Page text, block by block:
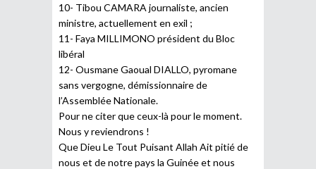
10- Tibou CAMARA journaliste, ancien
ministre, actuellement en exil ;
11- Faya MILLIMONO président du Bloc
libéral
12- Ousmane Gaoual DIALLO, pyromane
sans vergogne, démissionnaire de
l’Assemblée Nationale.
Pour ne citer que ceux-là pour le moment.
Nous y reviendrons !
Que Dieu Le Tout Puisant Allah Ait pitié de
nous et de notre pays la Guinée et nous